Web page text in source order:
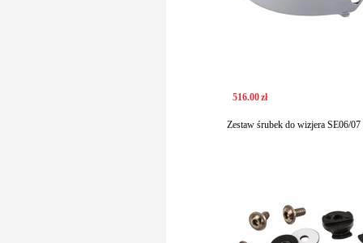
516.00zł
Zestaw śrubek do wizjera SE06/